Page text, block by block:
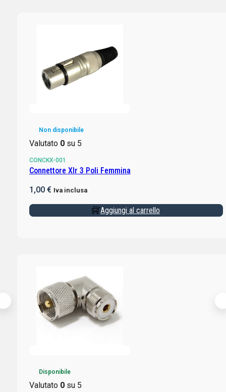
Non disponibile
Valutato 0su 5
CONCKX-001
Connettore Xlr 3 Poli Femmina
1,00 € Iva inclusa
Aggiungi al carrello
Disponibile
Valutato 0su 5